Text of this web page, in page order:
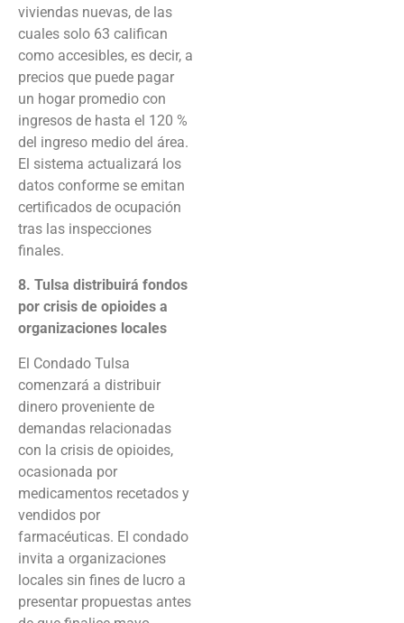
viviendas nuevas, de las
cuales solo 63 califican
como accesibles, es decir, a
precios que puede pagar
un hogar promedio con
ingresos de hasta el 120 %
del ingreso medio del área.
El sistema actualizará los
datos conforme se emitan
certificados de ocupación
tras las inspecciones
finales.
8. Tulsa distribuirá fondos
por crisis de opioides a
organizaciones locales
El Condado Tulsa
comenzará a distribuir
dinero proveniente de
demandas relacionadas
con la crisis de opioides,
ocasionada por
medicamentos recetados y
vendidos por
farmacéuticas. El condado
invita a organizaciones
locales sin fines de lucro a
presentar propuestas antes